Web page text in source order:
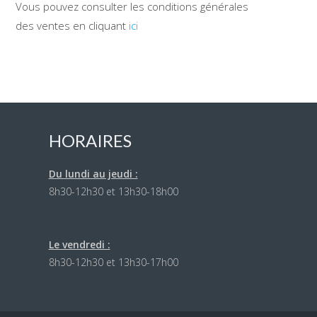
Vous pouvez consulter les conditions générales
des ventes en cliquant ici
HORAIRES
Du lundi au jeudi :
8h30-12h30 et 13h30-18h00
Le vendredi :
8h30-12h30 et 13h30-17h00